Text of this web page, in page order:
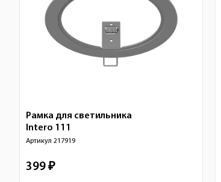
Рамка для светильника
Intero 111
Артикул 217919
399 ₽